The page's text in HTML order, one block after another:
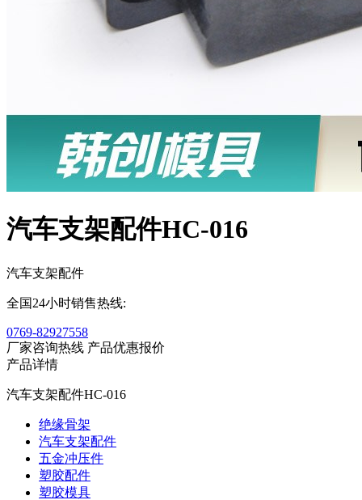
汽车支架配件HC-016
汽车支架配件
全国24小时销售热线:
0769-82927558
厂家咨询热线 产品优惠报价
产品详情
汽车支架配件HC-016
绝缘骨架
汽车支架配件
五金冲压件
塑胶配件
塑胶模具